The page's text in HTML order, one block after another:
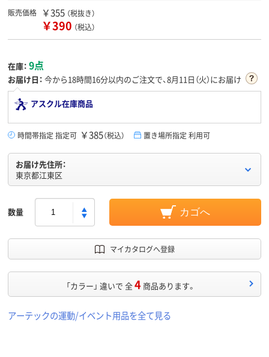
販売価格 ￥355 （税抜き）
￥390 （税込）
在庫： 9点
お届け日： 今から18時間16分以内のご注文で、8月11日（火）にお届け
アスクル在庫商品
時間帯指定 指定可 ￥385（税込） 置き場所指定 利用可
お届け先住所：
東京都江東区
数量 カゴへ
マイカタログへ登録
「カラー」 違いで 全4 商品あります。
アーテックの運動/イベント用品を全て見る